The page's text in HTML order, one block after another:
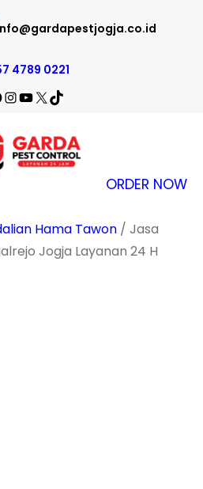
4789 0221
Instagram
YouTube
X TikTok
ORDER NOW
Hama Tawon / Jasa
Jogja Layanan 24 H